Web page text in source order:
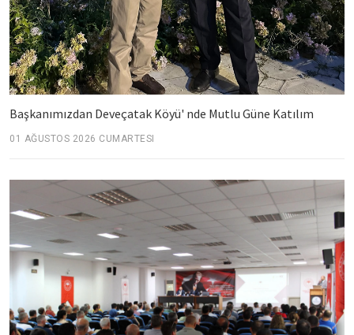
Başkanımızdan Deveçatak Köyü' nde Mutlu Güne Katılım
01 AĞUSTOS 2026 CUMARTESI